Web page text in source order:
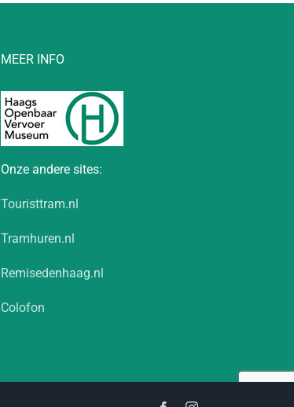
MEER INFO
Onze andere sites:
Touristtram.nl
Tramhuren.nl
Remisedenhaag.nl
Colofon